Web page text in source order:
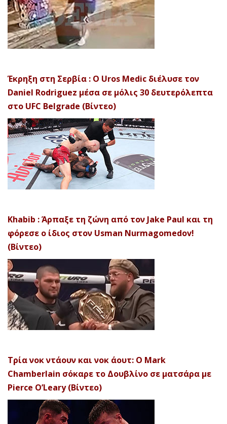
Έκρηξη στη Σερβία : Ο Uros Medic διέλυσε τον
Daniel Rodriguez μέσα σε μόλις 30 δευτερόλεπτα
στο UFC Belgrade (Βίντεο)
Khabib : Άρπαξε τη ζώνη από τον Jake Paul και τη
φόρεσε ο ίδιος στον Usman Nurmagomedov!
(Βίντεο)
Τρία νοκ ντάουν και νοκ άουτ: Ο Mark
Chamberlain σόκαρε το Δουβλίνο σε ματσάρα με
Pierce O’Leary (Βίντεο)